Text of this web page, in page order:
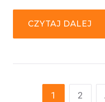
CZYTAJ DALEJ
NAWIGACJA
1 2